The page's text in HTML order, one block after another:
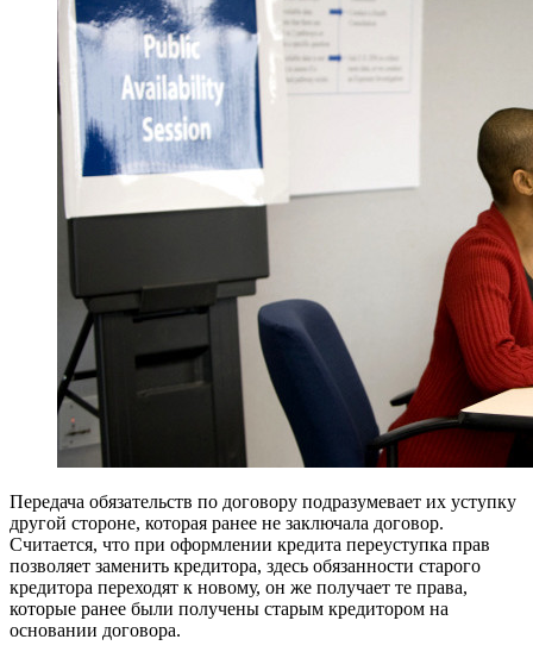
Передача обязательств по договору подразумевает их уступку
другой стороне, которая ранее не заключала договор.
Считается, что при оформлении кредита переуступка прав
позволяет заменить кредитора, здесь обязанности старого
кредитора переходят к новому, он же получает те права,
которые ранее были получены старым кредитором на
основании договора.